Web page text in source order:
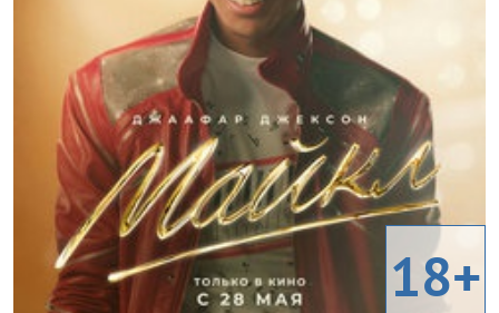
18+